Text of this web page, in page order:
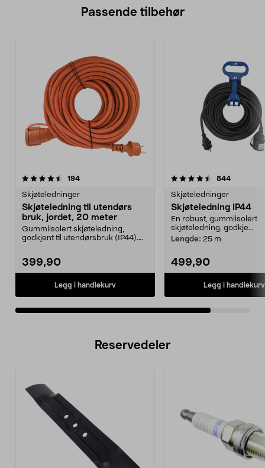
Passende tilbehør
194anmeldelser
Skjøteledninger
Skjøteledning til utendørs
bruk, jordet, 20 meter
Gummiisolert skjøteledning,
godkjent til utendørsbruk (IP44).
399,90
Legg i handlekurv
4.5av 5 stjerner 844
Skjøteledninger
Skjøteledning IP44
En robust, gummiisolert
skjøteledning, godkje...
Lengde: 25 m
499,90
Legg i handlekurv
Reservedeler